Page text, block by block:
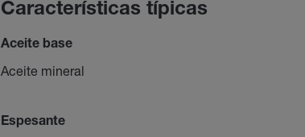
Características típicas
Aceite base
Aceite mineral
Espesante